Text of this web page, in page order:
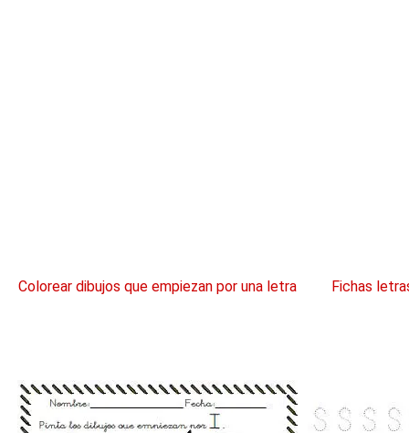
Colorear dibujos que empiezan por una letra Fichas